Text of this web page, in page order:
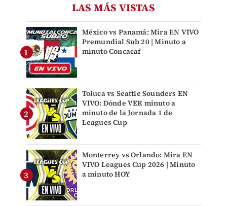
LAS MÁS VISTAS
México vs Panamá: Mira EN VIVO
Premundial Sub 20 | Minuto a
minuto Concacaf
Toluca vs Seattle Sounders EN
VIVO: Dónde VER minuto a
minuto de la Jornada 1 de
Leagues Cup
Monterrey vs Orlando: Mira EN
VIVO Leagues Cup 2026 | Minuto
a minuto HOY